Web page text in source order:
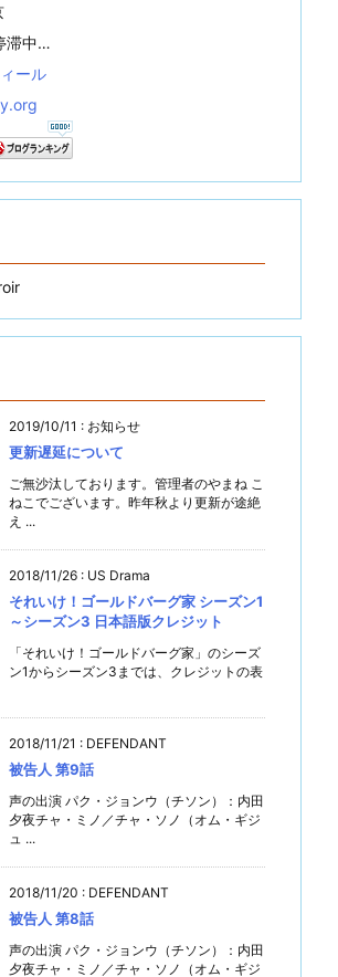
滞中…
ール
2019/10/11 : お知らせ
更新遅延について
ご無沙汰しております。管理者のやまね こ
ねこでございます。昨年秋より更新が途絶
え ...
2018/11/26 : US Drama
それいけ！ゴールドバーグ家 シーズン1
～シーズン3 日本語版クレジット
「それいけ！ゴールドバーグ家」のシーズ
ン1からシーズン3までは、クレジットの表
2018/11/21 : DEFENDANT
被告人 第9話
声の出演 パク・ジョンウ（チソン）：内田
夕夜チャ・ミノ／チャ・ソノ（オム・ギジ
ュ ...
2018/11/20 : DEFENDANT
被告人 第8話
声の出演 パク・ジョンウ（チソン）：内田
夕夜チャ・ミノ／チャ・ソノ（オム・ギジ